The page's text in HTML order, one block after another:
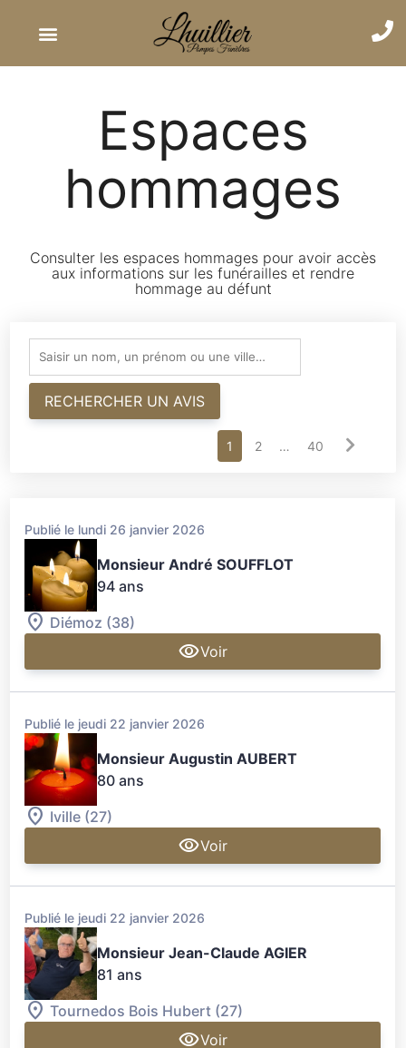
Espaces
hommages
Consulter les espaces hommages pour avoir accès
aux informations sur les funérailles et rendre
hommage au défunt
1 2 … 40
Publié le lundi 26 janvier 2026
Monsieur André SOUFFLOT
94 ans
Diémoz (38)
Voir
Publié le jeudi 22 janvier 2026
Monsieur Augustin AUBERT
80 ans
Iville (27)
Voir
Publié le jeudi 22 janvier 2026
Monsieur Jean-Claude AGIER
81 ans
Tournedos Bois Hubert (27)
Voir